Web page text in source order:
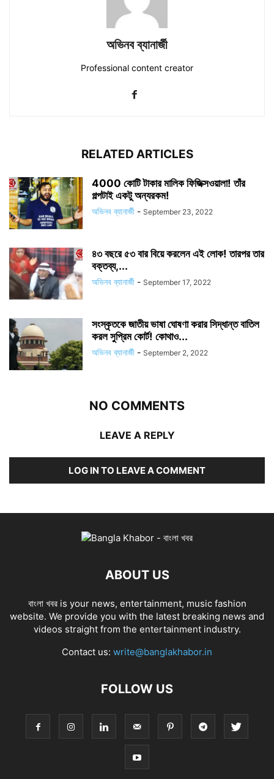
অভিনব ব্যানার্জী
Professional content creator
RELATED ARTICLES
4000 কোটি টাকার মালিক ফিজিক্সওয়ালা! তাঁর
গল্পটাই একটু অন্যরকম!
অভিনব ব্যানার্জী - September 23, 2022
৪৩ বছরে ৫৩ বার বিয়ে করলেন এই লোক! তারপর তার
বক্তব্য,...
অভিনব ব্যানার্জী - September 17, 2022
সংস্কৃতকে জাতীয় ভাষা ঘোষণা করার সিদ্ধান্ত বাতিল
করল সুপ্রিম কোর্ট! কোথাও...
অভিনব ব্যানার্জী - September 2, 2022
NO COMMENTS
LEAVE A REPLY
LOG IN TO LEAVE A COMMENT
ABOUT US
বাংলা খবর is your news, entertainment, music fashion
website. We provide you with the latest breaking news and
videos straight from the entertainment industry.
Contact us: write@banglakhabor.in
FOLLOW US